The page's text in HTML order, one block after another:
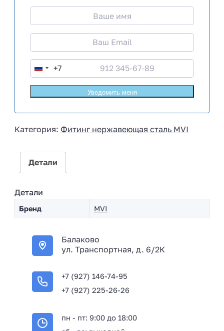
R
u
s
a
7
+7
Категория: Фитинг нержавеющая сталь MVI
Детали
Детали
Бренд MVI
Балаково
ул. Транспортная, д. 6/2К
+7 (927) 146-74-95
+7 (927) 225-26-26
пн - пт: 9:00 до 18:00